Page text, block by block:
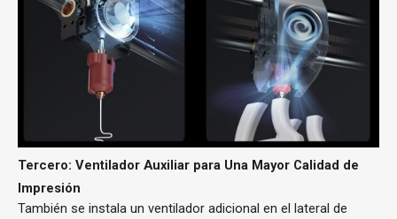
Tercero: Ventilador Auxiliar para Una Mayor Calidad de
Impresión
También se instala un ventilador adicional en el lateral de